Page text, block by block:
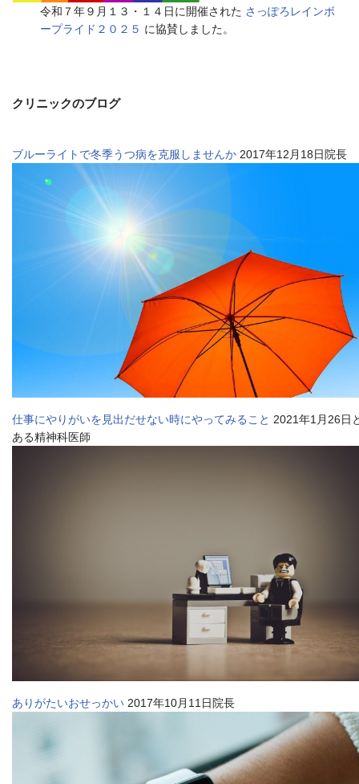
令和７年９月１３・１４日に開催された さっぽろレインボ
ープライド２０２５ に協賛しました。
クリニックのブログ
ブルーライトで冬季うつ病を克服しませんか 2017年12月18日院長
仕事にやりがいを見出だせない時にやってみること 2021年1月26日
ある精神科医師
ありがたいおせっかい 2017年10月11日院長